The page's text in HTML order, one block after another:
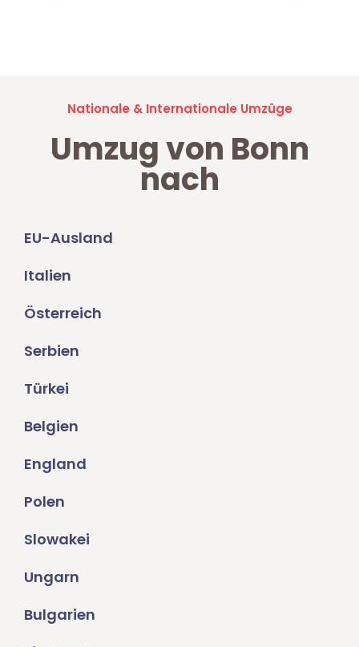
Nationale & Internationale Umzüge
Umzug von Bonn
nach
EU-Ausland
Italien
Österreich
Serbien
Türkei
Belgien
England
Polen
Slowakei
Ungarn
Bulgarien